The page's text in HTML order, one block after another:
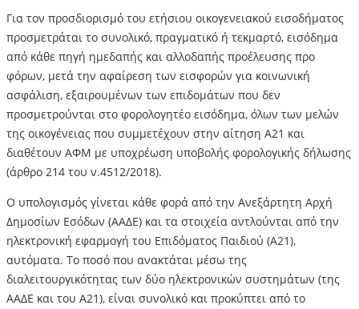
Για τον προσδιορισμό του ετήσιου οικογενειακού εισοδήματος
προσμετράται το συνολικό, πραγματικό ή τεκμαρτό, εισόδημα
από κάθε πηγή ημεδαπής και αλλοδαπής προέλευσης προ
φόρων, μετά την αφαίρεση των εισφορών για κοινωνική
ασφάλιση, εξαιρουμένων των επιδομάτων που δεν
προσμετρούνται στο φορολογητέο εισόδημα, όλων των μελών
της οικογένειας που συμμετέχουν στην αίτηση Α21 και
διαθέτουν ΑΦΜ με υποχρέωση υποβολής φορολογικής δήλωσης
(άρθρο 214 του ν.4512/2018).
Ο υπολογισμός γίνεται κάθε φορά από την Ανεξάρτητη Αρχή
Δημοσίων Εσόδων (ΑΑΔΕ) και τα στοιχεία αντλούνται από την
ηλεκτρονική εφαρμογή του Επιδόματος Παιδιού (Α21),
αυτόματα. Το ποσό που ανακτάται μέσω της
διαλειτουργικότητας των δύο ηλεκτρονικών συστημάτων (της
ΑΑΔΕ και του Α21), είναι συνολικό και προκύπτει από το